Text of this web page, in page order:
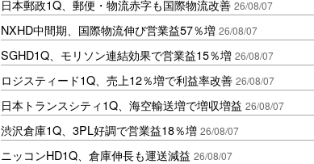
日本郵政1Q、郵便・物流赤字も国際物流改善 26/08/07
NXHD中間期、国際物流伸び営業益57％増 26/08/07
SGHD1Q、モリソン連結効果で営業益15％増 26/08/07
ロジスティード1Q、売上12％増で利益率改善 26/08/07
日本トランスシティ1Q、海空輸送増で増収増益 26/08/07
渋沢倉庫1Q、3PL好調で営業益18％増 26/08/07
ニッコンHD1Q、倉庫伸長も運送減益 26/08/07